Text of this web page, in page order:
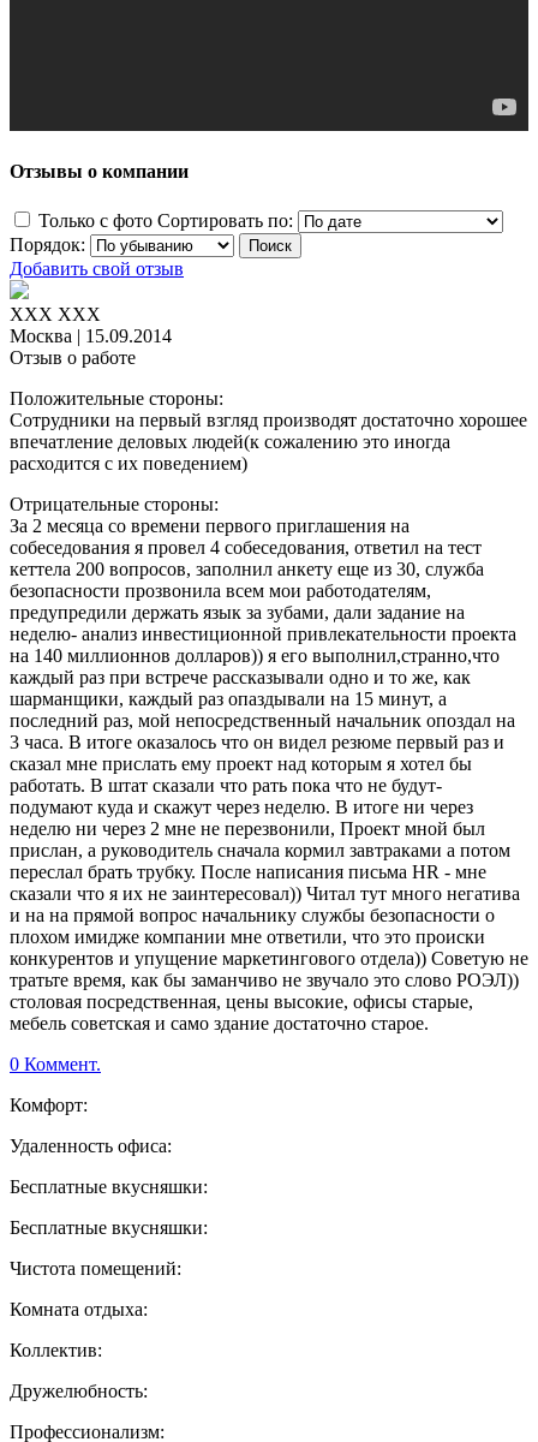
Отзывы о компании
Только с фото Сортировать по:
Порядок:
Добавить свой отзыв
ХХХ ХХХ
Москва | 15.09.2014
Отзыв о работе
Положительные стороны:
Сотрудники на первый взгляд производят достаточно хорошее
впечатление деловых людей(к сожалению это иногда
расходится с их поведением)
Отрицательные стороны:
За 2 месяца со времени первого приглашения на
собеседования я провел 4 собеседования, ответил на тест
кеттела 200 вопросов, заполнил анкету еще из 30, служба
безопасности прозвонила всем мои работодателям,
предупредили держать язык за зубами, дали задание на
неделю- анализ инвестиционной привлекательности проекта
на 140 миллионнов долларов)) я его выполнил,странно,что
каждый раз при встрече рассказывали одно и то же, как
шарманщики, каждый раз опаздывали на 15 минут, а
последний раз, мой непосредственный начальник опоздал на
3 часа. В итоге оказалось что он видел резюме первый раз и
сказал мне прислать ему проект над которым я хотел бы
работать. В штат сказали что рать пока что не будут-
подумают куда и скажут через неделю. В итоге ни через
неделю ни через 2 мне не перезвонили, Проект мной был
прислан, а руководитель сначала кормил завтраками а потом
переслал брать трубку. После написания письма HR - мне
сказали что я их не заинтересовал)) Читал тут много негатива
и на на прямой вопрос начальнику службы безопасности о
плохом имидже компании мне ответили, что это происки
конкурентов и упущение маркетингового отдела)) Советую не
тратьте время, как бы заманчиво не звучало это слово РОЭЛ))
столовая посредственная, цены высокие, офисы старые,
мебель советская и само здание достаточно старое.
0 Коммент.
Комфорт:
Удаленность офиса:
Бесплатные вкусняшки:
Бесплатные вкусняшки:
Чистота помещений:
Комната отдыха:
Коллектив:
Дружелюбность:
Профессионализм: